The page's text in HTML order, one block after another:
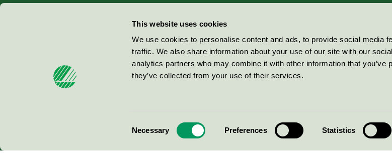
This website uses cookies
We use cookies to personalise content and ads, to provide social media
traffic. We also share information about your use of our site with our
analytics partners who may combine it with other information that you’ve
they’ve collected from your use of their services.
Necessary Preferences Statistics
100 64